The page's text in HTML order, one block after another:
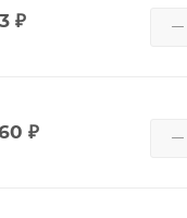
₽
₽